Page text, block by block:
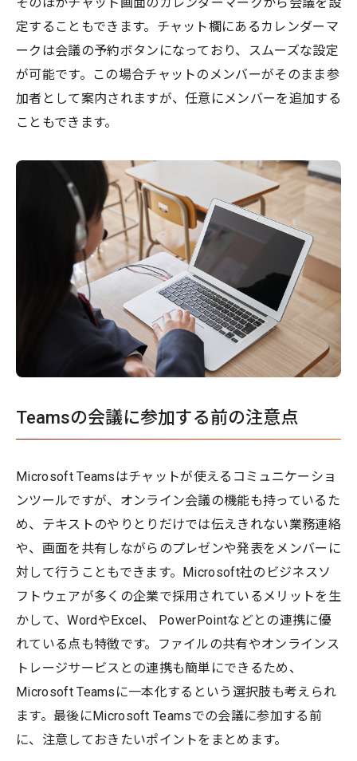
そのほかチャット画面のカレンダーマークから会議を設
定することもできます。チャット欄にあるカレンダーマ
ークは会議の予約ボタンになっており、スムーズな設定
が可能です。この場合チャットのメンバーがそのまま参
加者として案内されますが、任意にメンバーを追加する
こともできます。
Teamsの会議に参加する前の注意点
Microsoft Teamsはチャットが使えるコミュニケーショ
ンツールですが、オンライン会議の機能も持っているた
め、テキストのやりとりだけでは伝えきれない業務連絡
や、画面を共有しながらのプレゼンや発表をメンバーに
対して行うこともできます。Microsoft社のビジネスソ
フトウェアが多くの企業で採用されているメリットを生
かして、WordやExcel、 PowerPointなどとの連携に優
れている点も特徴です。ファイルの共有やオンラインス
トレージサービスとの連携も簡単にできるため、
Microsoft Teamsに一本化するという選択肢も考えられ
ます。最後にMicrosoft Teamsでの会議に参加する前
に、注意しておきたいポイントをまとめます。